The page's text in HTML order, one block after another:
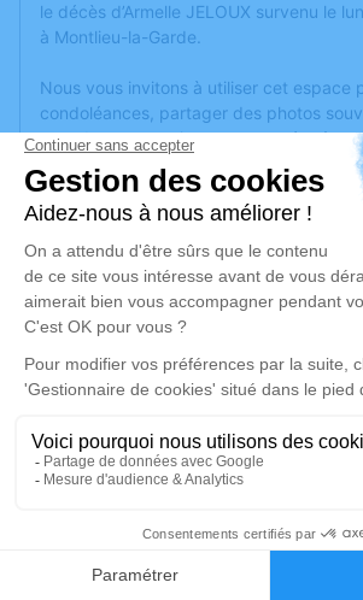
Faire-part
le décès d’Armelle JELOUX survenu le
à Montlieu-la-Garde.
Nous vous invitons à utiliser cet espace
condoléances, partager des photos
anecdote ou exprimer vos pensées à
ou des textes. Cet endroit est un lieu
honorer la mémoire d’Armelle JELOUX.
Un service de plantation d’arbre
jeudi 09 mars 2023 à 10h00
Église Saint André de Saint-
Cubzac